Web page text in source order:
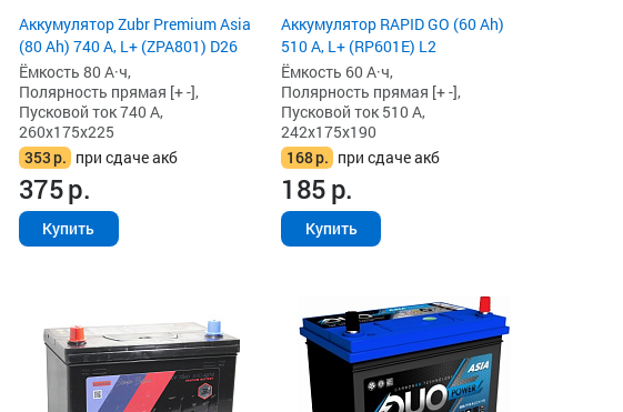
Аккумулятор Zubr Premium Asia
(80 Ah) 740 А, L+ (ZPA801) D26
Ёмкость 80 А·ч,
Полярность прямая [+ -],
Пусковой ток 740 А,
260x175x225
353р. при сдаче акб
375р.
Купить
Аккумулятор RAPID GO (60 Ah)
510 А, L+ (RP601E) L2
Ёмкость 60 А·ч,
Полярность прямая [+ -],
Пусковой ток 510 А,
242x175x190
168р. при сдаче акб
185р.
Купить